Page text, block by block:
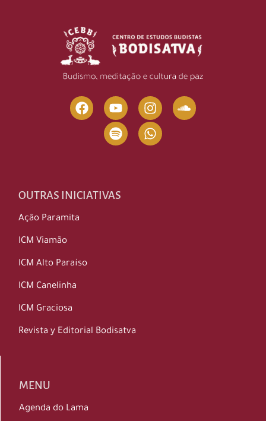
OUTRAS INICIATIVAS
Ação Paramita
ICM Viamão
ICM Alto Paraíso
ICM Canelinha
ICM Graciosa
Revista y Editorial Bodisatva
MENU
Agenda do Lama